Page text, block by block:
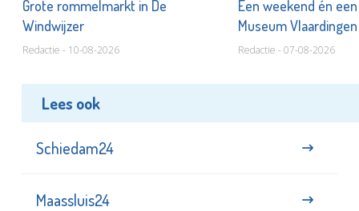
Grote rommelmarkt in De
Windwijzer
Redactie - 10-08-2026
Een weekend én
Museum
Redactie - 07-08-2026
Lees ook
Schiedam24
Maassluis24